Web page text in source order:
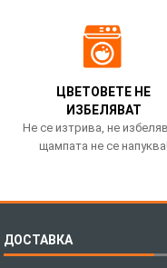
ЦВЕТОВЕТЕ НЕ
ИЗБЕЛЯВАТ
Не се изтрива, не
щампата не се напуква!
ДОСТАВКА